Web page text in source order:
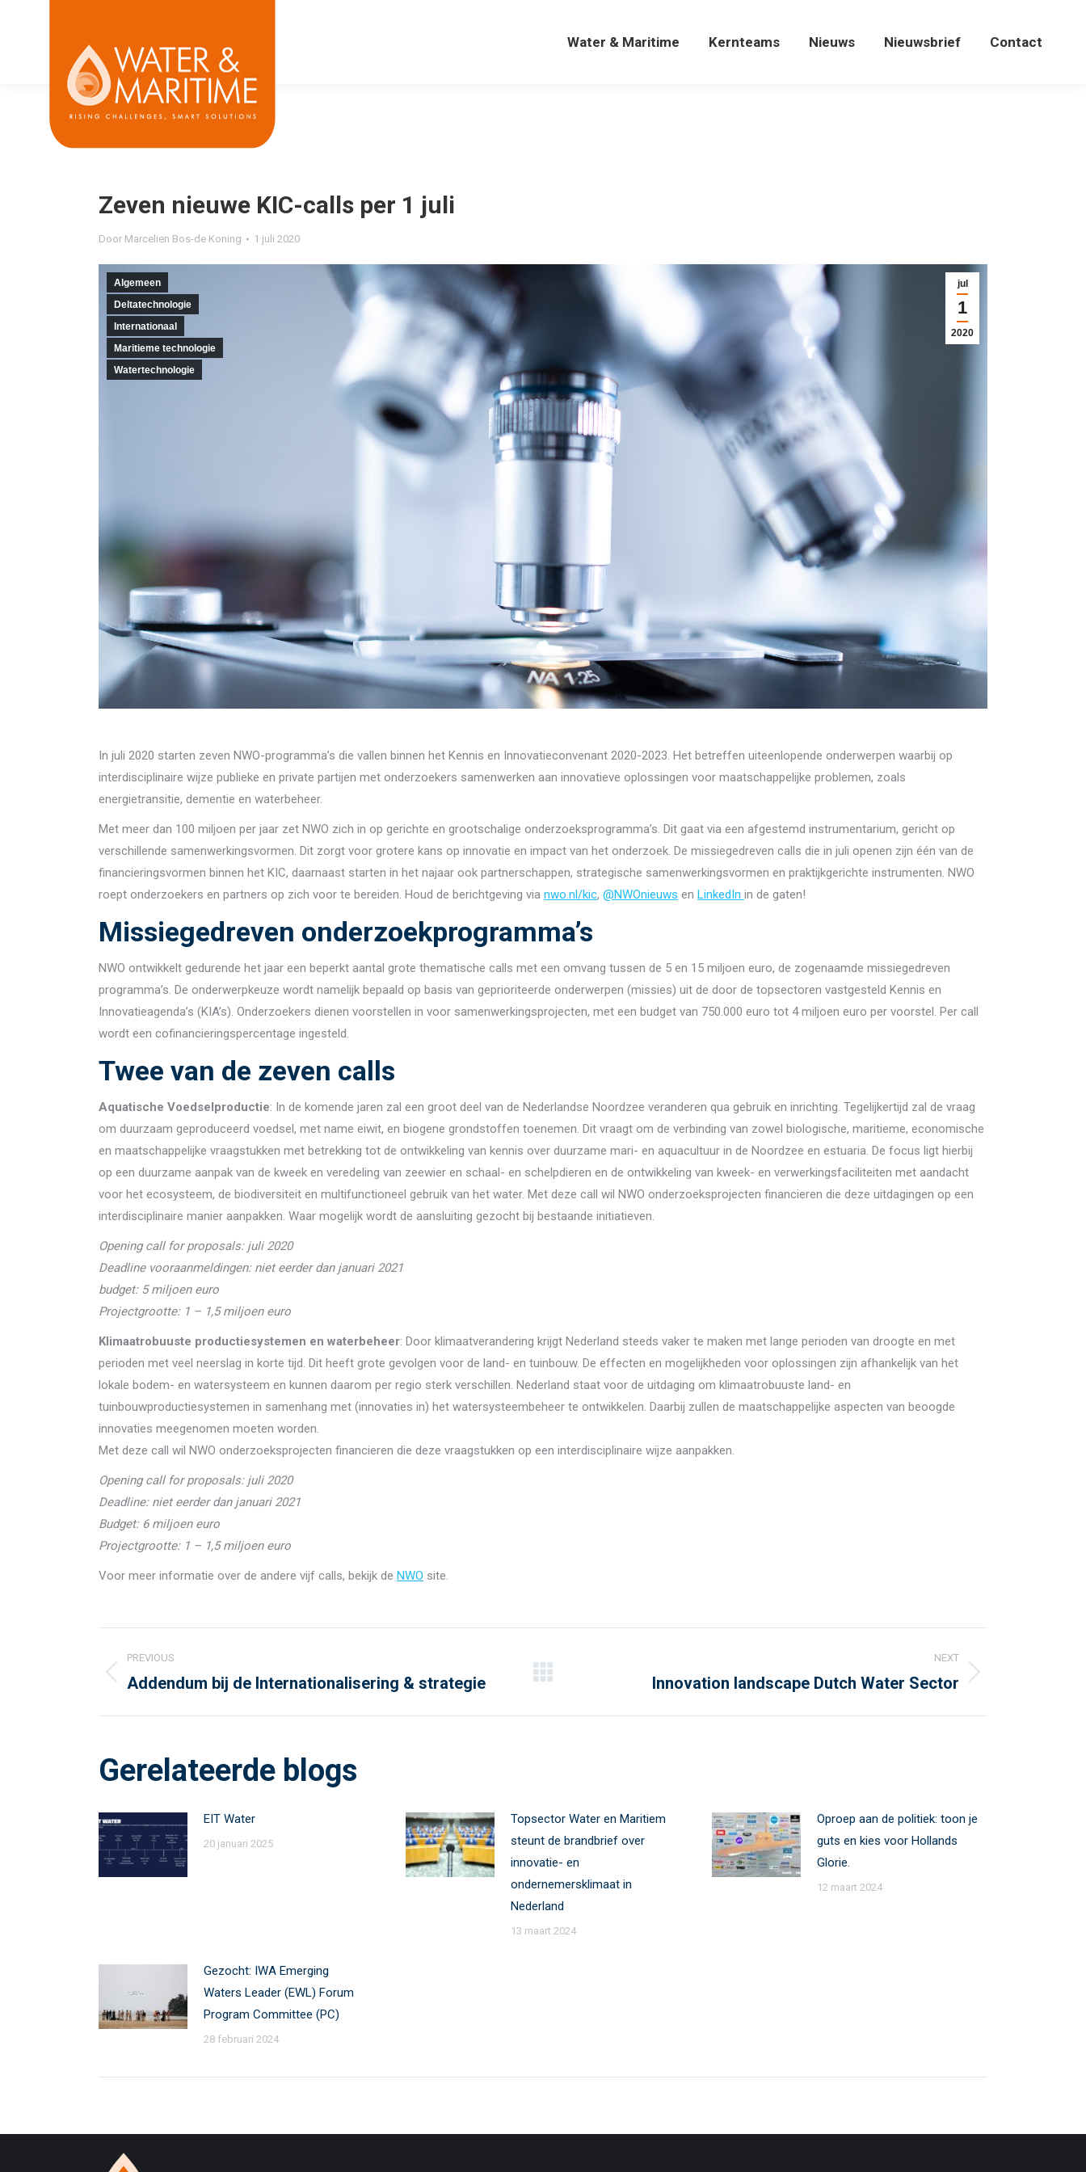
Water & Maritime Kernteams Nieuws Nieuwsbrief Contact
Zeven nieuwe KIC-calls per 1 juli
Door Marcelien Bos-de Koning 1 juli 2020
jul
1
2020
Algemeen
Deltatechnologie
Internationaal
Maritieme technologie
Watertechnologie
In juli 2020 starten zeven NWO-programma’s die vallen binnen het Kennis en Innovatieconvenant 2020-2023. Het betreffen uiteenlopende onderwerpen waarbij op
interdisciplinaire wijze publieke en private partijen met onderzoekers samenwerken aan innovatieve oplossingen voor maatschappelijke problemen, zoals
energietransitie, dementie en waterbeheer.
Met meer dan 100 miljoen per jaar zet NWO zich in op gerichte en grootschalige onderzoeksprogramma’s. Dit gaat via een afgestemd instrumentarium, gericht op
verschillende samenwerkingsvormen. Dit zorgt voor grotere kans op innovatie en impact van het onderzoek. De missiegedreven calls die in juli openen zijn één van de
financieringsvormen binnen het KIC, daarnaast starten in het najaar ook partnerschappen, strategische samenwerkingsvormen en praktijkgerichte instrumenten. NWO
roept onderzoekers en partners op zich voor te bereiden. Houd de berichtgeving via nwo.nl/kic, @NWOnieuws en LinkedIn in de gaten!
Missiegedreven onderzoekprogramma’s
NWO ontwikkelt gedurende het jaar een beperkt aantal grote thematische calls met een omvang tussen de 5 en 15 miljoen euro, de zogenaamde missiegedreven
programma’s. De onderwerpkeuze wordt namelijk bepaald op basis van geprioriteerde onderwerpen (missies) uit de door de topsectoren vastgesteld Kennis en
Innovatieagenda’s (KIA’s). Onderzoekers dienen voorstellen in voor samenwerkingsprojecten, met een budget van 750.000 euro tot 4 miljoen euro per voorstel. Per call
wordt een cofinancieringspercentage ingesteld.
Twee van de zeven calls
Aquatische Voedselproductie: In de komende jaren zal een groot deel van de Nederlandse Noordzee veranderen qua gebruik en inrichting. Tegelijkertijd zal de vraag
om duurzaam geproduceerd voedsel, met name eiwit, en biogene grondstoffen toenemen. Dit vraagt om de verbinding van zowel biologische, maritieme, economische
en maatschappelijke vraagstukken met betrekking tot de ontwikkeling van kennis over duurzame mari- en aquacultuur in de Noordzee en estuaria. De focus ligt hierbij
op een duurzame aanpak van de kweek en veredeling van zeewier en schaal- en schelpdieren en de ontwikkeling van kweek- en verwerkingsfaciliteiten met aandacht
voor het ecosysteem, de biodiversiteit en multifunctioneel gebruik van het water. Met deze call wil NWO onderzoeksprojecten financieren die deze uitdagingen op een
interdisciplinaire manier aanpakken. Waar mogelijk wordt de aansluiting gezocht bij bestaande initiatieven.
Opening call for proposals: juli 2020
Deadline vooraanmeldingen: niet eerder dan januari 2021
budget: 5 miljoen euro
Projectgrootte: 1 – 1,5 miljoen euro
Klimaatrobuuste productiesystemen en waterbeheer: Door klimaatverandering krijgt Nederland steeds vaker te maken met lange perioden van droogte en met
perioden met veel neerslag in korte tijd. Dit heeft grote gevolgen voor de land- en tuinbouw. De effecten en mogelijkheden voor oplossingen zijn afhankelijk van het
lokale bodem- en watersysteem en kunnen daarom per regio sterk verschillen. Nederland staat voor de uitdaging om klimaatrobuuste land- en
tuinbouwproductiesystemen in samenhang met (innovaties in) het watersysteembeheer te ontwikkelen. Daarbij zullen de maatschappelijke aspecten van beoogde
innovaties meegenomen moeten worden.
Met deze call wil NWO onderzoeksprojecten financieren die deze vraagstukken op een interdisciplinaire wijze aanpakken.
Opening call for proposals: juli 2020
Deadline: niet eerder dan januari 2021
Budget: 6 miljoen euro
Projectgrootte: 1 – 1,5 miljoen euro
Voor meer informatie over de andere vijf calls, bekijk de NWO site.
navigation
PREVIOUS
Previous
Addendum bij de Internationalisering & strategie
NEXT
Innovation landscape Dutch Water Sector
Gerelateerde blogs
EIT Water
20 januari 2025
Topsector Water en Maritiem
steunt de brandbrief over
innovatie- en
ondernemersklimaat in
Nederland
13 maart 2024
Oproep aan de politiek: toon je
guts en kies voor Hollands
Glorie.
12 maart 2024
Gezocht: IWA Emerging
Waters Leader (EWL) Forum
Program Committee (PC)
28 februari 2024
Water & Maritime Kernteams Nieuws Nieuwsbrief Contact